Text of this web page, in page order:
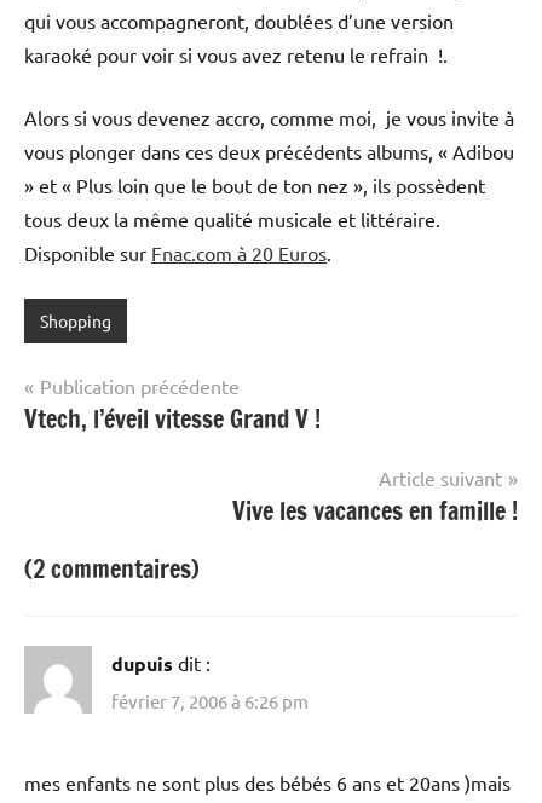
qui vous accompagneront, doublées d’une version
karaoké pour voir si vous avez retenu le refrain !.
Alors si vous devenez accro, comme moi, je vous invite à
vous plonger dans ces deux précédents albums, « Adibou
» et « Plus loin que le bout de ton nez », ils possèdent
tous deux la même qualité musicale et littéraire.
Disponible sur Fnac.com à 20 Euros
Shopping
Navigation
de
Publication précédente
Vtech, l’éveil vitesse Grand V !
Article suivant
Vive les vacances en famille !
(2 commentaires)
dupuis dit :
février 7, 2006 à 6:26 pm
mes enfants ne sont plus des bébés 6 ans et 20ans )mais